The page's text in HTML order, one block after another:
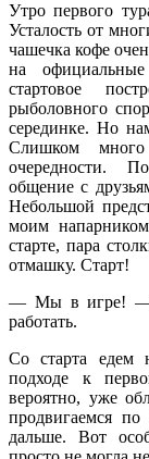
Утро первого
Усталость от
чашечка кофе
на официальные
стартовое
рыболовного
серединке. Но
Слишком много
очередности.
общение с
Небольшой
моим
старте, пара
отмашку. Старт!
— Мы в игре!
работать.
Со старта едем
подходе к
вероятно, уже
продвигаемся
дальше. Вот